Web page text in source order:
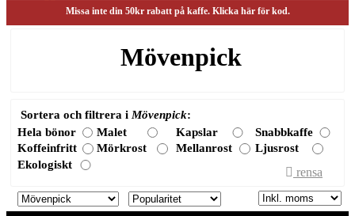
Missa inte din 50kr rabatt på kaffe. Klicka här för kod.
Mövenpick
Sortera och filtrera i Mövenpick:
Hela bönor
Malet Kapslar
Snabbkaffe
Koffeinfritt
Mörkrost Mellanrost
Ljusrost
Ekologiskt
rensa